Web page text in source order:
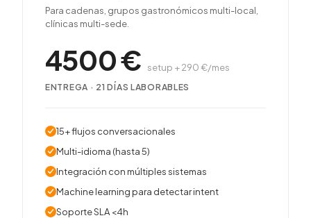
Para cadenas, grupos gastronómicos multi-local,
clínicas multi-sede.
4500€ setup + 290 €/mes
ENTREGA · 21 DÍAS LABORABLES
15+ flujos conversacionales
Multi-idioma (hasta 5)
Integración con múltiples sistemas
Machine learning para detectar intent
Soporte SLA <4h